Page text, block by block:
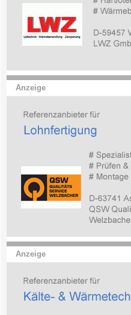
Anzeige
Anzeige